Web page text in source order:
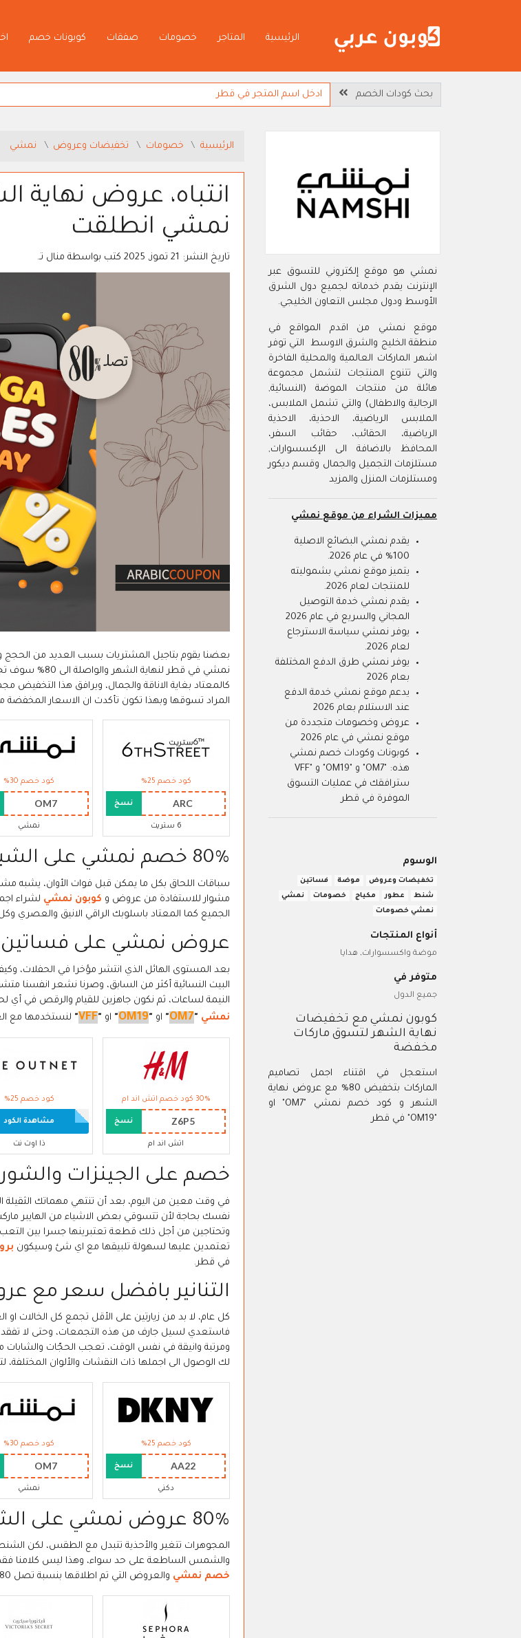
الرئيسية المتاجر خصومات صفقات كوبونات خصم
بحث كودات الخصم
الرئيسية خصومات تخفيضات وعروض نمشي
نمشي انطلقت
تاريخ النشر: 21 تموز, 2025 كتب بواسطة منال تـ.
بعضنا يقوم بتاجيل المشتريات بسبب العديد من الحجج
نمشي في قطر
كالمعتاد بغاية الاناقة والجمال، ويرافق هذا التخفيض
المراد تسوقها وبهذا تكون تأكدت ان الاسعار المخفضة
كود خصم 25%
ARC نسخ
6 ستريت
كود خصم 30%
OM7
نمشي
80% خصم نمشي على الشباشب والصنادل
سباقات اللحاق بكل ما يمكن قبل فوات الأوان، يشبه
مشوار للاستفادة من عروض و كوبون نمشي لشراء
الجميع كما المعتاد باسلوبك الراقي الانيق والعصري وكل هذا
عروض نمشي على فساتين
بعد المستوى الهائل الذي انتشر مؤخرا في الحفلات،
البيت النسائية أكثر من السابق، وصرنا نشعر انفسنا
النيمة لساعات، ثم نكون جاهزين للقيام والرقص في أي
نمشي "
OM7
" او "
OM19
" او "
VFF
" لنستخدمها مع العروض الهائلة حتى
30% كود خصم اتش اند ام
Z6P5 نسخ
اتش اند ام
كود خصم 25%
مشاهدة الكود
ذا اوت نت
خصم على الجينزات
في وقت معين من اليوم، بعد أن تنتهي مهماتك الثقيلة
نفسك بحاجة لأن تتسوقي بعض الاشياء من الهايبر
وتحتاجين من أجل ذلك قطعة تعتبرينها جسرا بين التعب
تعتمدين عليها لسهولة تلبيقها مع اي شئ وسيكون
في قطر.
التنانير بافضل سعر مع
كل عام، لا بد من زيارتين على الأقل تجمع كل الخالات
فاستعدي لسيل جارف من هذه التجمعات، وحتى لا تفقد
ومرتبة وانيقة في نفس الوقت، تعجب الحجّات والشابات
لك الوصول الى اجملها ذات النقشات والألوان
كود خصم 25%
AA22 نسخ
دكني
كود خصم 30%
OM7
نمشي
80% عروض نمشي على الشنط الماركات
المجوهرات تتغير والأحذية تتبدل مع الطقس، لكن الشنطة
والشمس الساطعة على حد سواء، وهذا ليس كلامنا
خصم نمشي والعروض التي تم اطلاقها بنسبة تصل 80%، كون الخيارات الكلاسيكية والعصرية سوف تتماشى مع مختلف اطلالاتك.
نمشي هو موقع إلكتروني للتسوق عبر
الإنترنت يقدم خدماته لجميع دول الشرق
الأوسط ودول مجلس التعاون الخليجي.
موقع نمشي من اقدم المواقع في
منطقة الخليج والشرق الاوسط التي توفر
اشهر الماركات العالمية والمحلية الفاخرة
والتي تتنوع المنتجات لتشمل مجموعة
هائلة من منتجات الموضة (النسائية,
الرجالية والاطفال) والتي تشمل الملابس،
الملابس الرياضية، الاحذية، الاحذية
الرياضية، الحقائب، حقائب السفر،
المحافظ بالاضافة الى الإكسسوارات,
مستلزمات التجميل والجمال وقسم ديكور
ومستلزمات المنزل والمزيد
مميزات الشراء من موقع نمشي
يقدم نمشي البضائع الاصلية
100% في عام 2026.
يتميز موقع نمشي بشموليته
للمنتجات لعام 2026.
يقدم نمشي خدمة التوصيل
المجاني والسريع في عام 2026
يوفر نمشي سياسة الاسترجاع
لعام 2026.
يوفر نمشي طرق الدفع المختلفة
بعام 2026
يدعم موقع نمشي خدمة الدفع
عند الاستلام بعام 2026
عروض وخصومات متجددة من
موقع نمشي في عام 2026
كوبونات وكودات خصم نمشي
هذه: "OM7" و "OM19" و "VFF
سترافقك في عمليات التسوق
الموفرة في قطر
الوسوم
تخفيضات وعروض موضة
فساتين
شنط
عطور مكياج خصومات
نمشي
نمشي خصومات
أنواع المنتجات
موضة واكسسوارات, هدايا
متوفر في
جميع الدول
كوبون نمشي مع تخفيضات
نهاية الشهر لتسوق ماركات
مخفضة
استعجل في اقتناء اجمل تصاميم
الماركات بتخفيض 80% مع عروض نهاية
الشهر و كود خصم نمشي "OM7" او
"OM19" في قطر